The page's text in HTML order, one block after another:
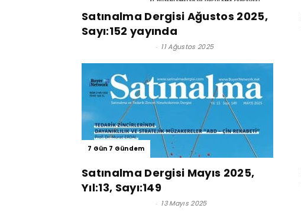
Satınalma Dergisi Ağustos 2025,
Sayı:152 yayında
- 11 Ağustos 2025
7 Gün 7 Gündem
Satınalma Dergisi Mayıs 2025,
Yıl:13, Sayı:149
- 13 Mayıs 2025